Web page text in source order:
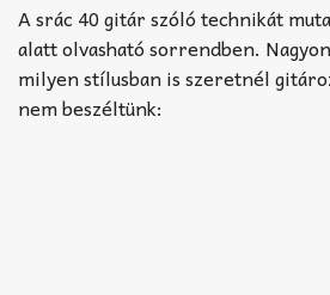
TABok
Improvizáció
A srác 40 gitár szóló technikát
alatt olvasható sorrendben.
milyen stílusban is szeretnél
nem beszéltünk: